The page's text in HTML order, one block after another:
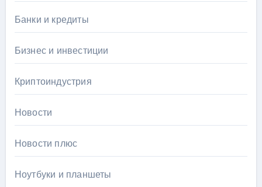
Банки и кредиты
Бизнес и инвестиции
Криптоиндустрия
Новости
Новости плюс
Ноутбуки и планшеты